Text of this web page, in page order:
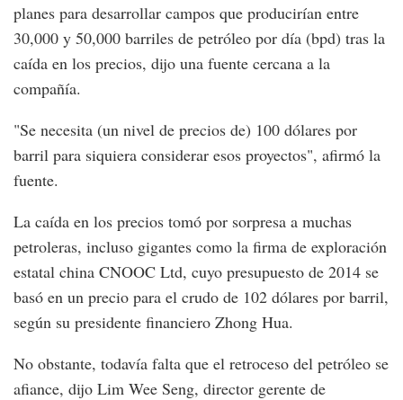
planes para desarrollar campos que producirían entre
30,000 y 50,000 barriles de petróleo por día (bpd) tras la
caída en los precios, dijo una fuente cercana a la
compañía.
"Se necesita (un nivel de precios de) 100 dólares por
barril para siquiera considerar esos proyectos", afirmó la
fuente.
La caída en los precios tomó por sorpresa a muchas
petroleras, incluso gigantes como la firma de exploración
estatal china CNOOC Ltd, cuyo presupuesto de 2014 se
basó en un precio para el crudo de 102 dólares por barril,
según su presidente financiero Zhong Hua.
No obstante, todavía falta que el retroceso del petróleo se
afiance, dijo Lim Wee Seng, director gerente de